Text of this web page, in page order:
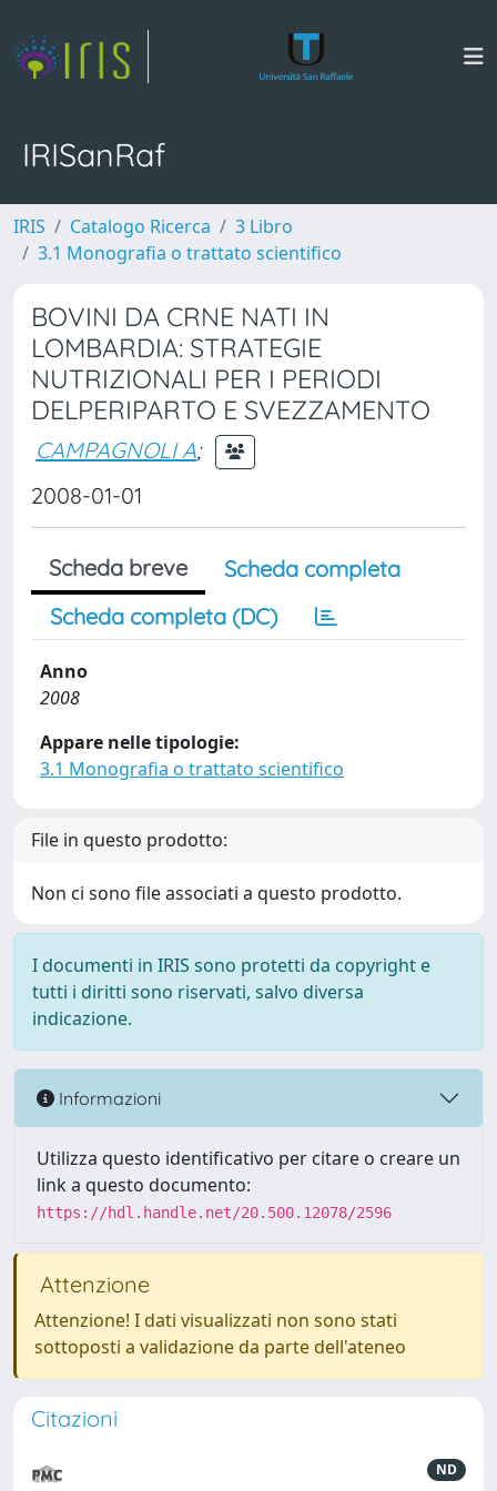
IRISanRaf
IRIS Catalogo Ricerca
3 Libro
3.1 Monografia o trattato scientifico
BOVINI DA CRNE NATI IN
LOMBARDIA: STRATEGIE
NUTRIZIONALI PER I PERIODI
DELPERIPARTO E SVEZZAMENTO
CAMPAGNOLI A;
2008-01-01
Scheda breve
Scheda completa
Scheda completa (DC)
Anno
2008
Appare nelle tipologie:
3.1 Monografia o trattato scientifico
File in questo prodotto:
Non ci sono file associati a questo prodotto.
I documenti in IRIS sono protetti da copyright e
tutti i diritti sono riservati, salvo diversa
indicazione.
Informazioni
Utilizza questo identificativo per citare o creare un
link a questo documento:
https://hdl.handle.net/20.500.12078/2596
Attenzione
Attenzione! I dati visualizzati non sono stati
sottoposti a validazione da parte dell'ateneo
Citazioni
ND